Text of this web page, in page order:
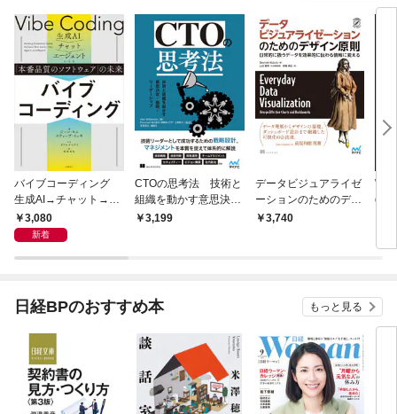
バイブコーディング
生成AI→チャット→エ
ージェントによる「本
番品質のソフトウェ
3,080
新着
CTOの思考法 技術と
組織を動かす意思決
定・戦略・リーダーシ
3,199
データビジュアライゼ
ーションのためのデザ
イン原則 日常的に扱
3,740
日経BPのおすすめ本 もっと見る